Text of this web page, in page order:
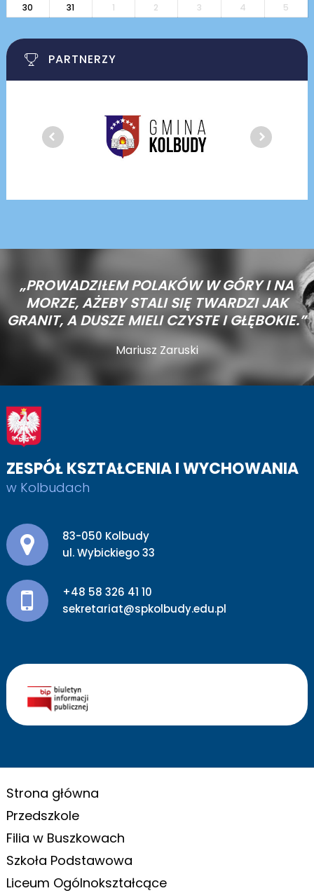
30
31 1 2 3 4 5
PARTNERZY
„PROWADZIŁEM POLAKÓW W GÓRY I NA
MORZE,AŻEBY STALI SIĘ TWARDZI JAK
GRANIT, A DUSZE MIELI CZYSTE I GŁĘBOKIE.”
Mariusz Zaruski
ZESPÓŁ KSZTAŁCENIA I WYCHOWANIA
w Kolbudach
Adres pocztowy:
83-050 Kolbudy
ul. Wybickiego 33
+48 58 326 41 10
sekretariat@spkolbudy.edu.pl
Strona główna
Przedszkole
Filia w Buszkowach
Szkoła Podstawowa
Liceum Ogólnokształcące